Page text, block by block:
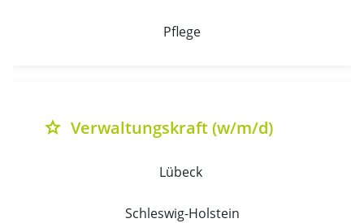
Pflege
grade Verwaltungskraft (w/m/d)
Lübeck
Schleswig-Holstein